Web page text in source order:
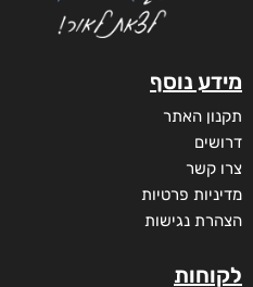
מידע נוסף
תקנון האתר
דרושים
צרו קשר
מדיניות פרטיות
הצהרת נגישות
לקוחות